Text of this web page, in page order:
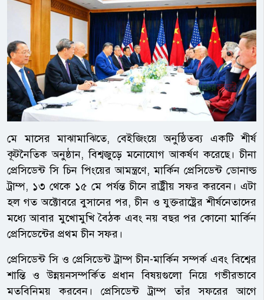
মে মাসের মাঝামাঝিতে, বেইজিংয়ে অনুষ্ঠিতব্য একটি শীর্ষ
কূটনৈতিক অনুষ্ঠান, বিশ্বজুড়ে মনোযোগ আকর্ষণ করেছে। চীনা
প্রেসিডেন্ট সি চিন পিংয়ের আমন্ত্রণে, মার্কিন প্রেসিডেন্ট ডোনাল্ড
ট্রাম্প, ১৩ থেকে ১৫ মে পর্যন্ত চীনে রাষ্ট্রীয় সফর করবেন। এটা
হল গত অক্টোবরে বুসানের পর, চীন ও যুক্তরাষ্ট্রের শীর্ষনেতাদের
মধ্যে আবার মুখোমুখি বৈঠক এবং নয় বছর পর কোনো মার্কিন
প্রেসিডেন্টের প্রথম চীন সফর।
প্রেসিডেন্ট সি ও প্রেসিডেন্ট ট্রাম্প চীন-মার্কিন সম্পর্ক এবং বিশ্বের
শান্তি ও উন্নয়নসম্পর্কিত প্রধান বিষয়গুলো নিয়ে গভীরভাবে
মতবিনিময় করবেন। প্রেসিডেন্ট ট্রাম্প তাঁর সফরের আগে